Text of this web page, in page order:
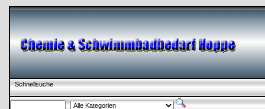
Schnellsuche